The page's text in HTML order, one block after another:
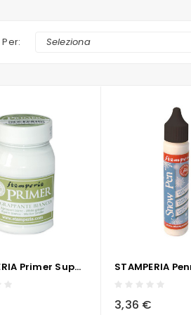
Seleziona
STAMPERIA Primer Super Coprente 100ml
3,36 €
local_grocery_store